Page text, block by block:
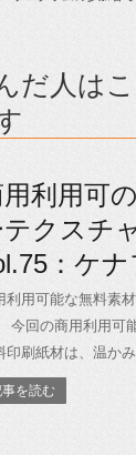
だ人は
利用可
テクスチ
：ケ
利用可能な無料素
今回の商用利用可
印刷紙材は、温かみ
を読む